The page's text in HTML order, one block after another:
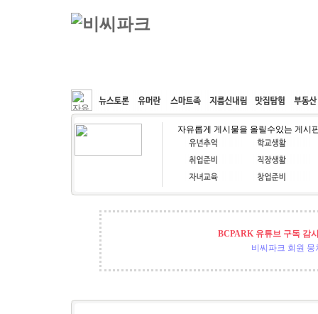
커뮤니티 속도패치 웹호스팅 공동구매
자유롭게 게시물을 올릴수있는 게시
BCPARK 유튜브 구독 감
비씨파크 회원 뭉